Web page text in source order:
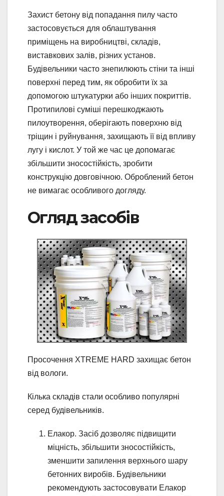
Захист бетону від попадання пилу часто
застосовується для облаштування
приміщень на виробництві, складів,
виставкових залів, різних установ.
Будівельники часто знепилюють стіни та інші
поверхні перед тим, як обробити їх за
допомогою штукатурки або інших покриттів.
Протипилові суміші перешкоджають
пилоутворення, оберігають поверхню від
тріщин і руйнування, захищають її від впливу
лугу і кислот. У той же час це допомагає
збільшити зносостійкість, зробити
конструкцію довговічною. Оброблений бетон
не вимагає особливого догляду.
Огляд засобів
Просочення XTREME HARD захищає бетон
від вологи.
Кілька складів стали особливо популярні
серед будівельників.
Елакор. Засіб дозволяє підвищити
міцність, збільшити зносостійкість,
зменшити запилення верхнього шару
бетонних виробів. Будівельники
рекомендують застосовувати Елакор